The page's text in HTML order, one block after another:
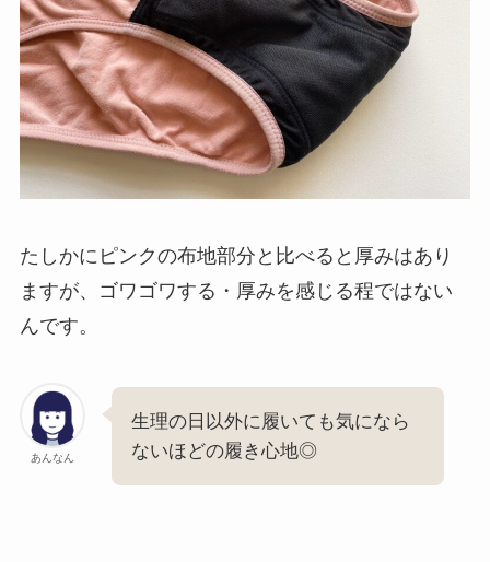
たしかにピンクの布地部分と比べると厚みはあり
ますが、ゴワゴワする・厚みを感じる程ではない
んです。
あんなん
生理の日以外に履いても気になら
ないほどの履き心地◎